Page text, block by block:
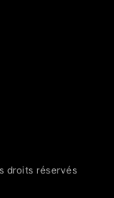
droits réservés